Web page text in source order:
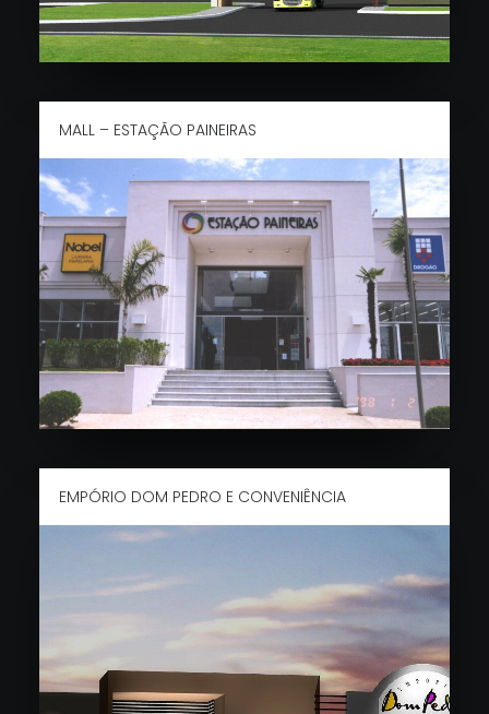
MALL – ESTAÇÃO PAINEIRAS
EMPÓRIO DOM PEDRO E CONVENIÊNCIA